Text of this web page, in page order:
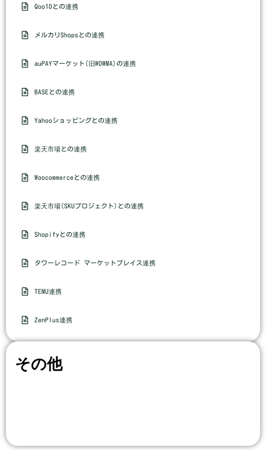
Qoo10との連携
メルカリShopsとの連携
auPAYマーケット(旧WOWMA)の連携
BASEとの連携
Yahooショッピングとの連携
楽天市場との連携
Woocommerceとの連携
楽天市場(SKUプロジェクト)との連携
Shopifyとの連携
タワーレコード マーケットプレイス連携
TEMU連携
ZenPlus連携
その他